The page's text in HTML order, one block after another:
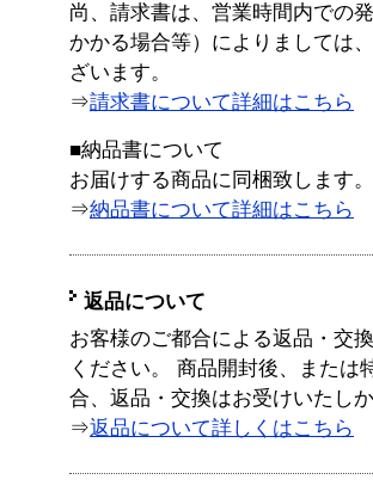
尚、請求書は、営業時間内での
かかる場合等）によりましては
ざいます。
⇒請求書について詳細はこちら
■納品書について
お届けする商品に同梱致します。
⇒納品書について詳細はこちら
返品について
お客様のご都合による返品・交
ください。 商品開封後、または
合、返品・交換はお受けいたし
⇒返品について詳しくはこちら